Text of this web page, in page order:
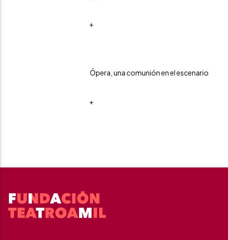
+
Ópera, una comunión en el escenario
+